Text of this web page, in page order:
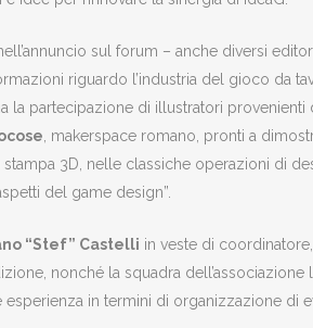
sul forum – anche diversi
riguardo l’industria del gioco da
la partecipazione di illustratori provenienti
, makerspace romano, pronti a
stampa 3D, nelle classiche operazioni di
del game design”.
“Stef” Castelli in veste di coordinatore,
nonché la squadra
in termini di organizzazione di